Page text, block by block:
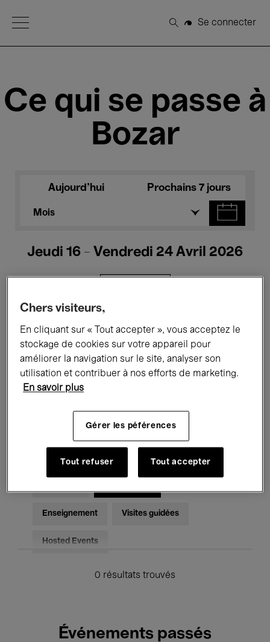
Open Menu
Rechercher
Se connecter
Ce qui se passe à
Bozar
Aujourd'hui Prochains 7 jours
Mois
Jeudi 16 - Vendredi 24 Avril 2026
Tous les événements Concerts
Expositions Performances
Rencontres & Débats
Musique classique Global Music
Enseignement Visites guidées
Hosted Events
0 résultats trouvés
Événements passés
Chers visiteurs,
En cliquant sur « Tout accepter », vous acceptez le
stockage de cookies sur votre appareil pour
améliorer la navigation sur le site, analyser son
utilisation et contribuer à nos efforts de marketing.
En savoir plus
Gérer les péférences
Tout refuser Tout accepter